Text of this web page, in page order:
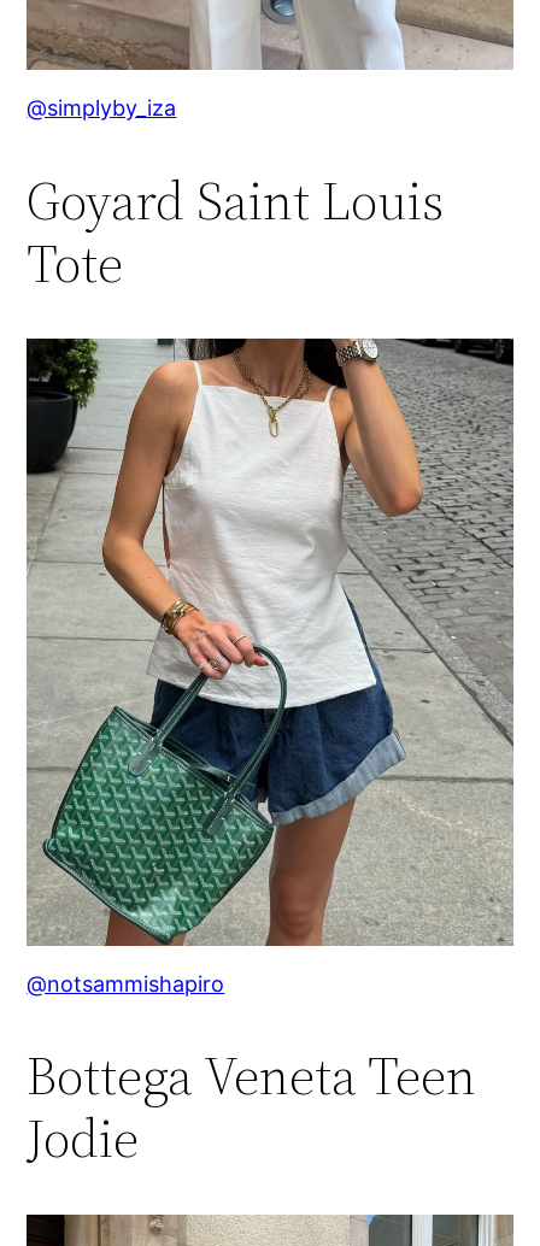
@simplyby_iza
Goyard Saint Louis
Tote
@notsammishapiro
Bottega Veneta Teen
Jodie